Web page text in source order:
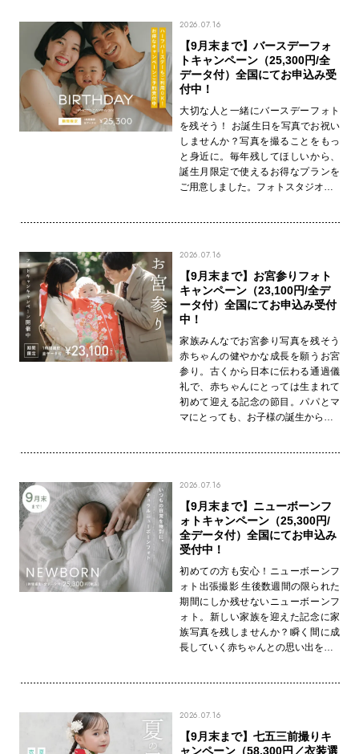
2026.07.16
【9月末まで】バースデーフォ
トキャンペーン（25,300円/全
データ付）全国にてお申込み受
付中！
大切な人と一緒にバースデーフォト
を残そう！ お誕生日を写真でお祝い
しませんか？写真を撮ることをもっ
と身近に。毎年残してほしいから、
誕生月限定で使えるお得なプランを
ご用意しました。フォトスタジオ…
2026.07.16
【9月末まで】お宮参りフォト
キャンペーン（23,100円/全デ
ータ付）全国にてお申込み受付
中！
家族みんなでお宮参り写真を残そう
赤ちゃんの健やかな成長を願うお宮
参り。古くから日本に伝わる通過儀
礼で、赤ちゃんにとっては生まれて
初めて迎える記念の節目。パパとマ
マにとっても、お子様の誕生から…
2026.07.16
【9月末まで】ニューボーンフ
ォトキャンペーン（25,300円/
全データ付）全国にてお申込み
受付中！
初めての方も安心！ニューボーンフ
ォト出張撮影 生後数週間の限られた
期間にしか残せないニューボーンフ
ォト。新しい家族を迎えた記念に家
族写真を残しませんか？瞬く間に成
長していく赤ちゃんとの思い出を…
2026.07.16
【9月末まで】七五三前撮りキ
ャンペーン（58,300円／衣装選